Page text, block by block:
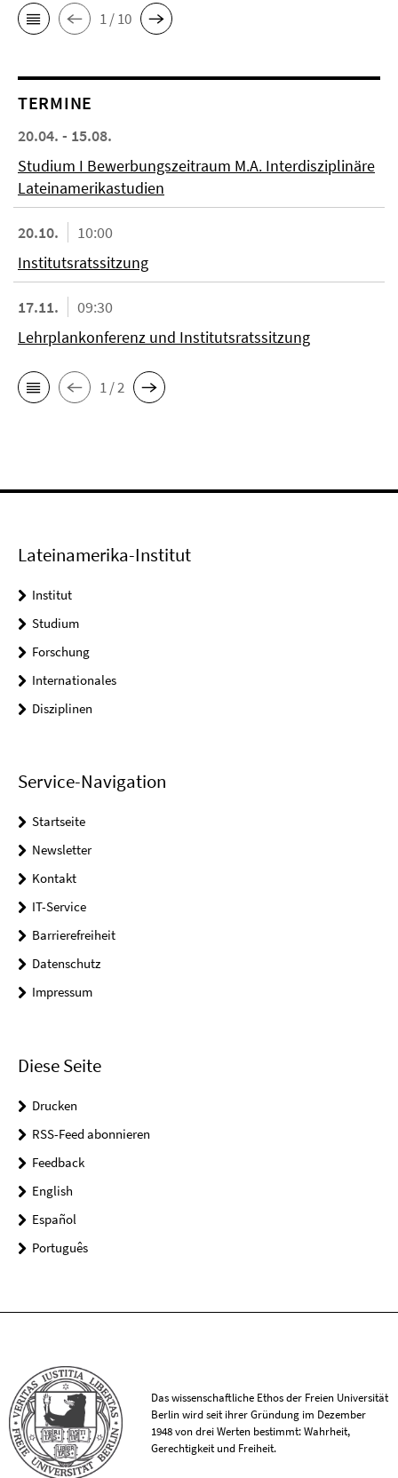
1 / 10
TERMINE
20.04. - 15.08.
Studium I Bewerbungszeitraum M.A. Interdisziplinäre
Lateinamerikastudien
20.10.
10:00
Institutsratssitzung
17.11.
09:30
Lehrplankonferenz und Institutsratssitzung
1 / 2
Lateinamerika-Institut
Institut
Studium
Forschung
Internationales
Disziplinen
Service-Navigation
Startseite
Newsletter
Kontakt
IT-Service
Barrierefreiheit
Datenschutz
Impressum
Diese Seite
Drucken
RSS-Feed abonnieren
Feedback
English
Español
Português
Das wissenschaftliche Ethos der Freien Universität
Berlin wird seit ihrer Gründung im Dezember
1948 von drei Werten bestimmt: Wahrheit,
Gerechtigkeit und Freiheit.